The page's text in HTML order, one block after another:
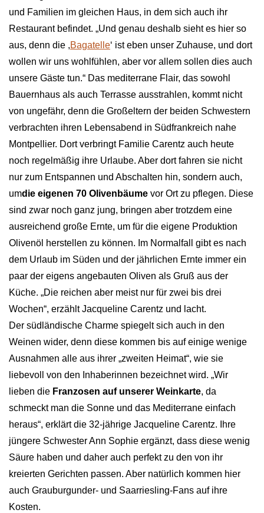
und Familien im gleichen Haus, in dem sich auch ihr
Restaurant befindet. „Und genau deshalb sieht es hier so
aus, denn die ,Bagatelle‘ ist eben unser Zuhause, und dort
wollen wir uns wohlfühlen, aber vor allem sollen dies auch
unsere Gäste tun.“ Das mediterrane Flair, das sowohl
Bauernhaus als auch Terrasse ausstrahlen, kommt nicht
von ungefähr, denn die Großeltern der beiden Schwestern
verbrachten ihren Lebensabend in Südfrankreich nahe
Montpellier. Dort verbringt Familie Carentz auch heute
noch regelmäßig ihre Urlaube. Aber dort fahren sie nicht
nur zum Entspannen und Abschalten hin, sondern auch,
umdie eigenen 70 Olivenbäume vor Ort zu pflegen. Diese
sind zwar noch ganz jung, bringen aber trotzdem eine
ausreichend große Ernte, um für die eigene Produktion
Olivenöl herstellen zu können. Im Normalfall gibt es nach
dem Urlaub im Süden und der jährlichen Ernte immer ein
paar der eigens angebauten Oliven als Gruß aus der
Küche. „Die reichen aber meist nur für zwei bis drei
Wochen“, erzählt Jacqueline Carentz und lacht.
Der südländische Charme spiegelt sich auch in den
Weinen wider, denn diese kommen bis auf einige wenige
Ausnahmen alle aus ihrer „zweiten Heimat“, wie sie
liebevoll von den Inhaberinnen bezeichnet wird. „Wir
lieben die Franzosen auf unserer Weinkarte, da
schmeckt man die Sonne und das Mediterrane einfach
heraus“, erklärt die 32-jährige Jacqueline Carentz. Ihre
jüngere Schwester Ann Sophie ergänzt, dass diese wenig
Säure haben und daher auch perfekt zu den von ihr
kreierten Gerichten passen. Aber natürlich kommen hier
auch Grauburgunder- und Saarriesling-Fans auf ihre
Kosten.